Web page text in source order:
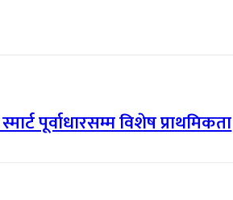
पूर्वाधारसम्म विशेष प्राथमिकता